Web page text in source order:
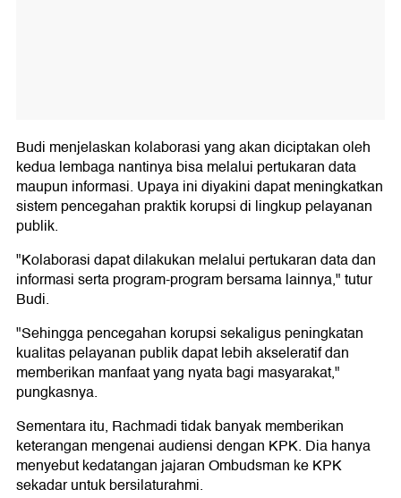
Budi menjelaskan kolaborasi yang akan diciptakan oleh
kedua lembaga nantinya bisa melalui pertukaran data
maupun informasi. Upaya ini diyakini dapat meningkatkan
sistem pencegahan praktik korupsi di lingkup pelayanan
publik.
"Kolaborasi dapat dilakukan melalui pertukaran data dan
informasi serta program-program bersama lainnya," tutur
Budi.
"Sehingga pencegahan korupsi sekaligus peningkatan
kualitas pelayanan publik dapat lebih akseleratif dan
memberikan manfaat yang nyata bagi masyarakat,"
pungkasnya.
Sementara itu, Rachmadi tidak banyak memberikan
keterangan mengenai audiensi dengan KPK. Dia hanya
menyebut kedatangan jajaran Ombudsman ke KPK
sekadar untuk bersilaturahmi.